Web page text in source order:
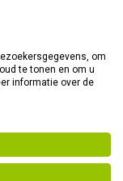
om
te tonen en om u
informatie over de